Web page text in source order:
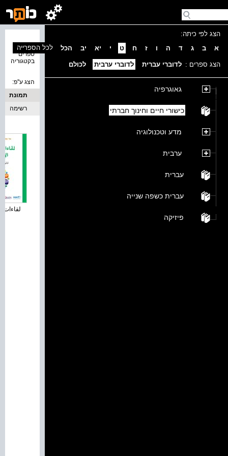
הצג לפי כיתה:
א
ב ג ד ה ו ז ח ט י יא יב הכל
הצג ספרים : לדוברי עברית לדוברי ערבית לכולם
גאוגרפיה
כישורי חיים וחינוך חברתי
מדע וטכנולוגיה
ערבית
עברית
עברית כשפה שנייה
פיזיקה
ספרים
בקטגוריה
לכל הספרייה
הצג ע''פ:
תמונת
כריכה
רשימה
لقاءات